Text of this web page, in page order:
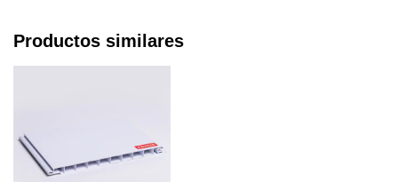
Productos similares